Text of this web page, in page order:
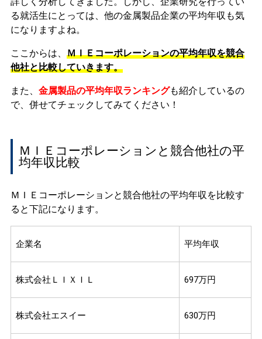
る就活生にとっては、他の金属製品企業の平均年収も気
になりますよね。
ここからは、 ＭＩＥコーポレーションの平均年収を競合
他社と比較していきます。
また、 金属製品の平均年収ランキングも紹介しているの
で、併せてチェックしてみてください！
ＭＩＥコーポレーションと競合他社の平
均年収比較
ＭＩＥコーポレーションと競合他社の平均年収を比較す
ると下記になります。
企業名 平均年収
株式会社ＬＩＸＩＬ 697万円
株式会社エスイー 630万円